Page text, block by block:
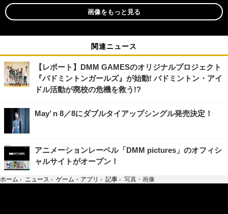
画像をもっと見る
関連ニュース
【レポート】DMM GAMESのオリジナルプロジェクト
『バドミントンガールズ』が始動! バドミントン・アイ
ドル活動が廃校の危機を救う!?
May’ n 8／8にダブルタイアップシングル発売決定！
アニメーションレーベル「DMM pictures」のオフィシ
ャルサイトがオープン！
ホーム › ニュース › ゲーム・アプリ › 記事 › 写真・画像